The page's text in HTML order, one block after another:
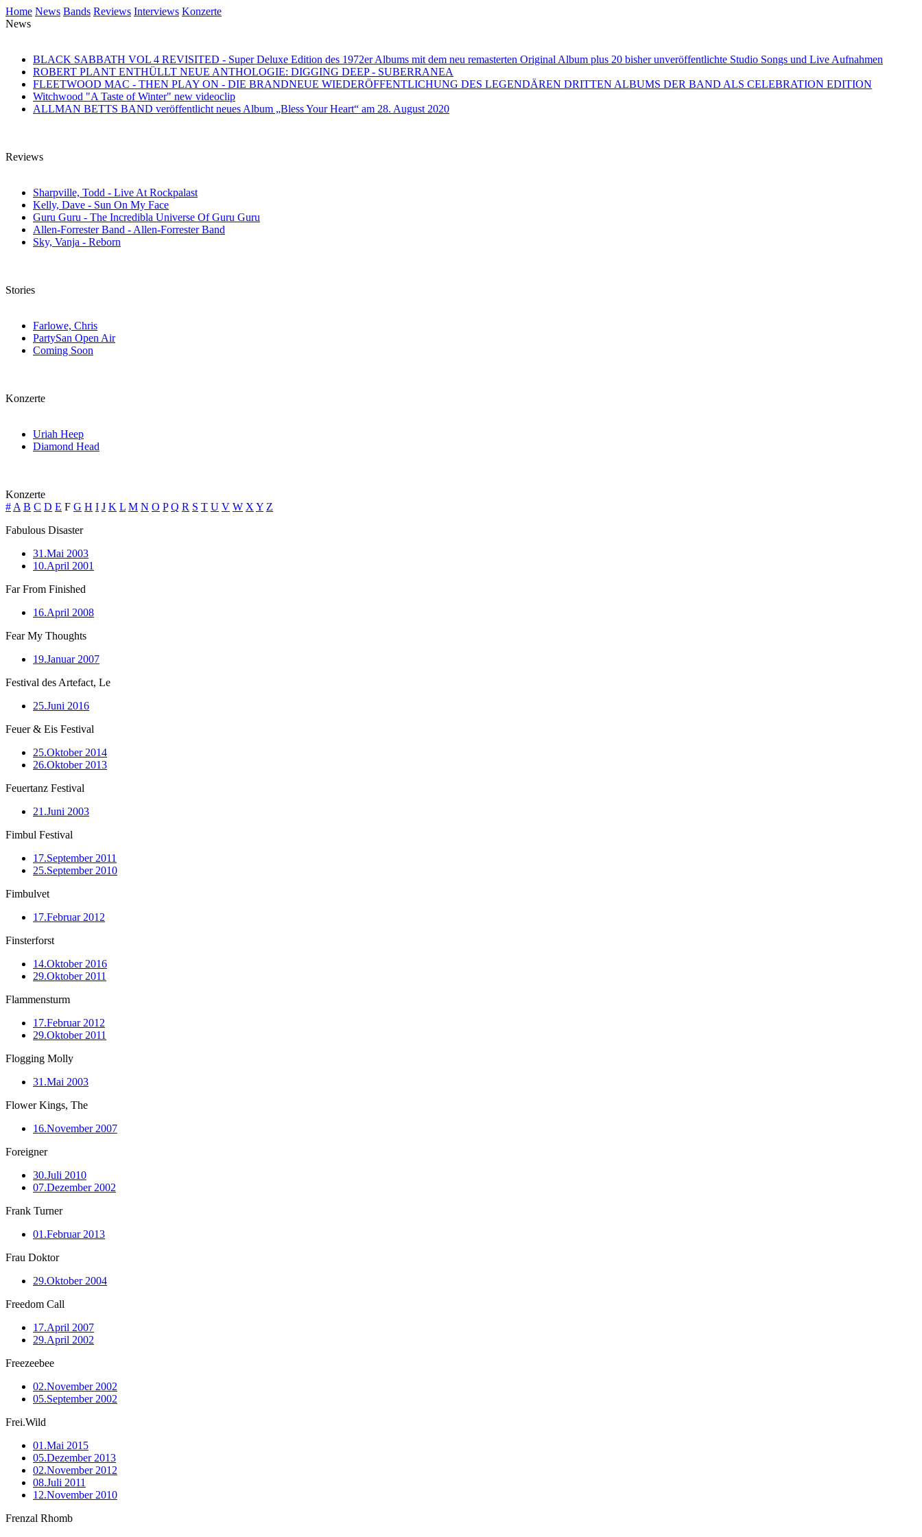
Home News Bands Reviews Interviews Konzerte
News
BLACK SABBATH VOL 4 REVISITED - Super Deluxe Edition des 1972er Albums mit dem neu remasterten Original Album plus 20 bisher unveröffentlichte Studio Songs und Live Aufnahmen
ROBERT PLANT ENTHÜLLT NEUE ANTHOLOGIE: DIGGING DEEP - SUBERRANEA
FLEETWOOD MAC - THEN PLAY ON - DIE BRANDNEUE WIEDERÖFFENTLICHUNG DES LEGENDÄREN DRITTEN ALBUMS DER BAND ALS CELEBRATION EDITION
Witchwood "A Taste of Winter" new videoclip
ALLMAN BETTS BAND veröffentlicht neues Album „Bless Your Heart“ am 28. August 2020
Reviews
Sharpville, Todd - Live At Rockpalast
Kelly, Dave - Sun On My Face
Guru Guru - The Incredibla Universe Of Guru Guru
Allen-Forrester Band - Allen-Forrester Band
Sky, Vanja - Reborn
Stories
Farlowe, Chris
PartySan Open Air
Coming Soon
Konzerte
Uriah Heep
Diamond Head
Konzerte
# A B C D E F G H I J K L M N O P Q R S T U V W X Y Z
Fabulous Disaster
31.Mai 2003
10.April 2001
Far From Finished
16.April 2008
Fear My Thoughts
19.Januar 2007
Festival des Artefact, Le
25.Juni 2016
Feuer & Eis Festival
25.Oktober 2014
26.Oktober 2013
Feuertanz Festival
21.Juni 2003
Fimbul Festival
17.September 2011
25.September 2010
Fimbulvet
17.Februar 2012
Finsterforst
14.Oktober 2016
29.Oktober 2011
Flammensturm
17.Februar 2012
29.Oktober 2011
Flogging Molly
31.Mai 2003
Flower Kings, The
16.November 2007
Foreigner
30.Juli 2010
07.Dezember 2002
Frank Turner
01.Februar 2013
Frau Doktor
29.Oktober 2004
Freedom Call
17.April 2007
29.April 2002
Freezeebee
02.November 2002
05.September 2002
Frei.Wild
01.Mai 2015
05.Dezember 2013
02.November 2012
08.Juli 2011
12.November 2010
Frenzal Rhomb